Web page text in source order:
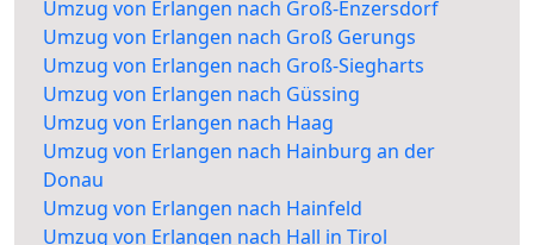
Umzug von Erlangen nach Groß-Enzersdorf
Umzug von Erlangen nach Groß Gerungs
Umzug von Erlangen nach Groß-Siegharts
Umzug von Erlangen nach Güssing
Umzug von Erlangen nach Haag
Umzug von Erlangen nach Hainburg an der
Donau
Umzug von Erlangen nach Hainfeld
Umzug von Erlangen nach Hall in Tirol